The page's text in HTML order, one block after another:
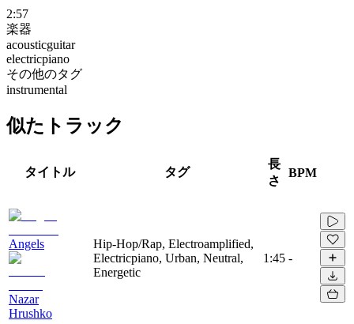
2:57
楽器
acousticguitar
electricpiano
その他のタグ
instrumental
似たトラック
タイトル タグ
長
さ
BPM
Angels
Nazar
Hrushko
Hip-Hop/Rap, Electroamplified,
Electricpiano, Urban, Neutral,
Energetic
1:45 -